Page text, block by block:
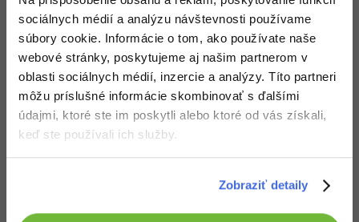
sociálnych médií a analýzu návštevnosti používame
súbory cookie. Informácie o tom, ako používate naše
webové stránky, poskytujeme aj našim partnerom v
oblasti sociálnych médií, inzercie a analýzy. Títo partneri
môžu príslušné informácie skombinovať s ďalšími
údajmi, ktoré ste im poskytli alebo ktoré od vás získali,
keď ste používali ich služby.
Zobraziť detaily
Základy modifikátorov v Blendi
Kurz: 7 lekcií, 6 úkolov, 4 testy, certifikát
ZADARMO,PRO od: 500 kreditov